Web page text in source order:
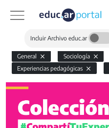
Incluir Archivo educ.ar
General Sociología
Experiencias pedagógicas